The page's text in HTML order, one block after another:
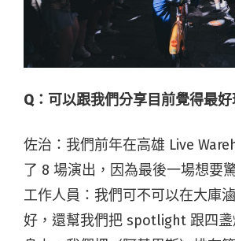
Q：可以跟我們分享目前覺得最好
佐治：我們前年在高雄 Live
了 8 場演出，因為最後一場想要
工作人員：我們可不可以在大庫
好，還幫我們把 spotlight 跟四